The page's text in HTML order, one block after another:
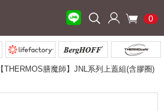
0
【THERMOS膳魔師】JNL系列上蓋組(含膠圈)